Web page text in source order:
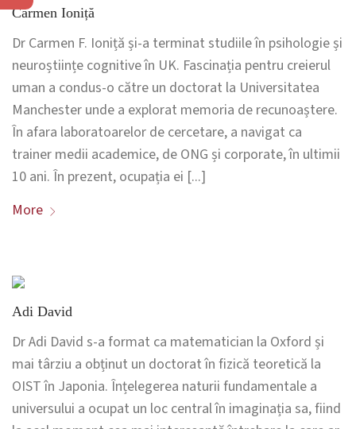
Carmen Ioniță
Dr Carmen F. Ioniță și-a terminat studiile în psihologie și
neuroștiințe cognitive în UK. Fascinația pentru creierul
uman a condus-o către un doctorat la Universitatea
Manchester unde a explorat memoria de recunoaștere.
În afara laboratoarelor de cercetare, a navigat ca
trainer medii academice, de ONG și corporate, în ultimii
10 ani. În prezent, ocupația ei [...]
More
Adi David
Dr Adi David s-a format ca matematician la Oxford și
mai târziu a obținut un doctorat în fizică teoretică la
OIST în Japonia. Înțelegerea naturii fundamentale a
universului a ocupat un loc central în imaginația sa, fiind